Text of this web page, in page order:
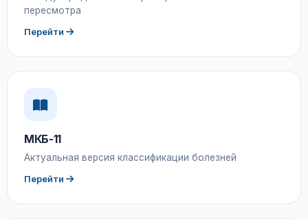
пересмотра
Перейти
МКБ-11
Актуальная версия классификации болезней
Перейти